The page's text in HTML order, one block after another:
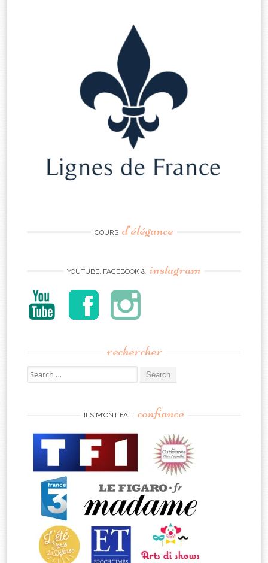
COURS d’élégance
YOUTUBE, FACEBOOK & instagram
rechercher
Search
for:
ILS M’ONT FAIT confiance